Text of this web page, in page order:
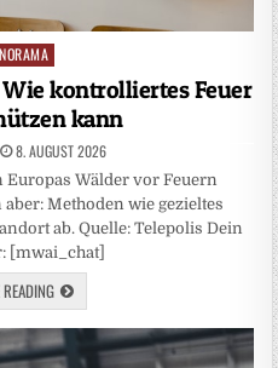
kontrolliertes Feuer
kann
8. AUGUST 2026
Wälder vor Feuern
Methoden wie gezieltes
ab. Quelle: Telepolis Dein
[mwai_chat]